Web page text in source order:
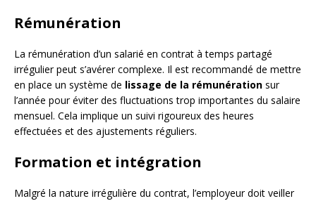
Rémunération
La rémunération d’un salarié en contrat à temps partagé
irrégulier peut s’avérer complexe. Il est recommandé de mettre
en place un système de lissage de la rémunération sur
l’année pour éviter des fluctuations trop importantes du salaire
mensuel. Cela implique un suivi rigoureux des heures
effectuées et des ajustements réguliers.
Formation et intégration
Malgré la nature irrégulière du contrat, l’employeur doit veiller